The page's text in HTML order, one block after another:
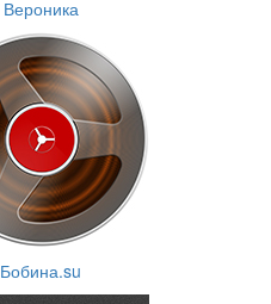
Вероника
Бобина.su